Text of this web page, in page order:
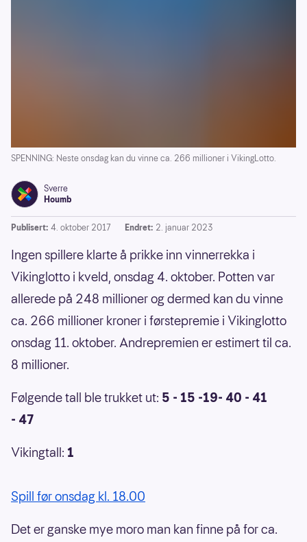
SPENNING: Neste onsdag kan du vinne ca. 266 millioner i VikingLotto.
Sverre
Houmb
Publisert: 4. oktober 2017 Endret: 2. januar 2023
Ingen spillere klarte å prikke inn vinnerrekka i
Vikinglotto i kveld, onsdag 4. oktober. Potten var
allerede på 248 millioner og dermed kan du vinne
ca. 266 millioner kroner i førstepremie i Vikinglotto
onsdag 11. oktober. Andrepremien er estimert til ca.
8 millioner.
Følgende tall ble trukket ut: 5 - 15 -19- 40 - 41
- 47
Vikingtall: 1
Spill før onsdag kl. 18.00
Det er ganske mye moro man kan finne på for ca.